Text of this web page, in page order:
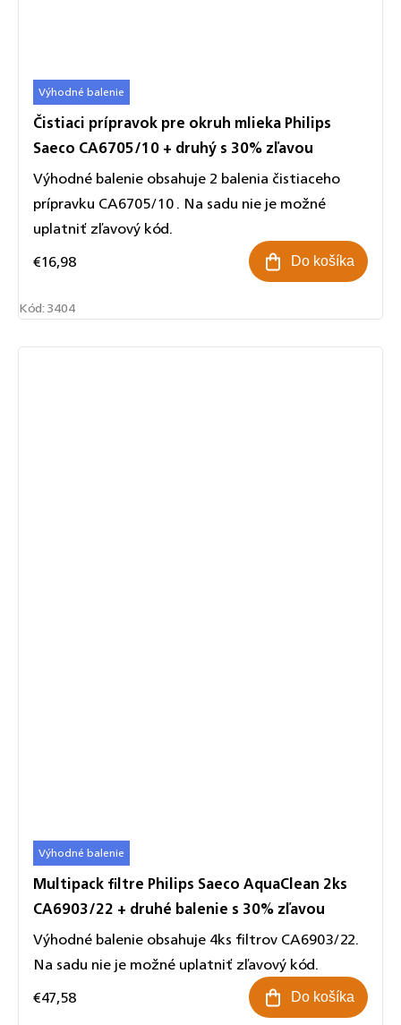
Výhodné balenie
Čistiaci prípravok pre okruh mlieka Philips
Saeco CA6705/10 + druhý s 30% zľavou
€16,98 Do košíka
Výhodné balenie obsahuje 2 balenia čistiaceho
prípravku CA6705/10 . Na sadu nie je možné
uplatniť zľavový kód.
Kód:3404
Výhodné balenie
Multipack filtre Philips Saeco AquaClean 2ks
CA6903/22 + druhé balenie s 30% zľavou
€47,58 Do košíka
Výhodné balenie obsahuje 4ks filtrov CA6903/22.
Na sadu nie je možné uplatniť zľavový kód.